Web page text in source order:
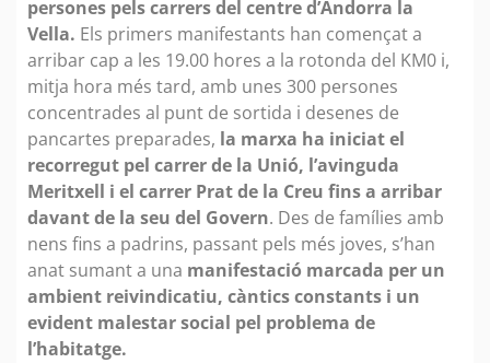
persones pels carrers del centre d’Andorra la
Vella. Els primers manifestants han començat a
arribar cap a les 19.00 hores a la rotonda del KM0 i,
mitja hora més tard, amb unes 300 persones
concentrades al punt de sortida i desenes de
pancartes preparades, la marxa ha iniciat el
recorregut pel carrer de la Unió, l’avinguda
Meritxell i el carrer Prat de la Creu fins a arribar
davant de la seu del Govern. Des de famílies amb
nens fins a padrins, passant pels més joves, s’han
anat sumant a una manifestació marcada per un
ambient reivindicatiu, càntics constants i un
evident malestar social pel problema de
l’habitatge.